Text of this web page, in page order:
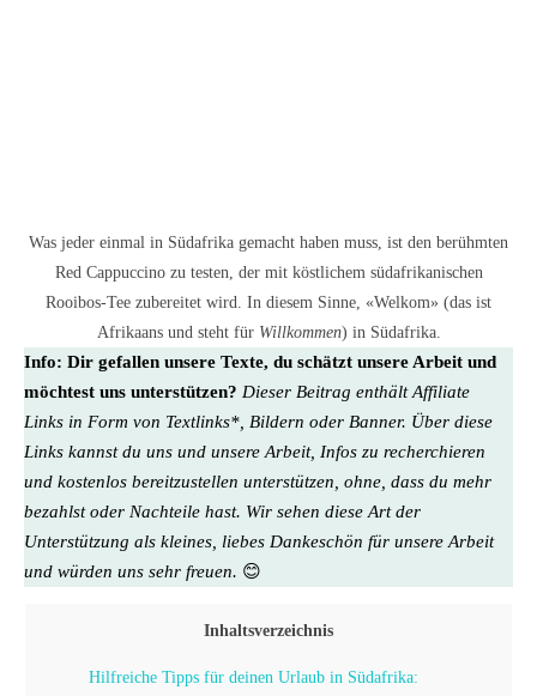
Was jeder einmal in Südafrika gemacht haben muss, ist den berühmten
Red Cappuccino zu testen, der mit köstlichem südafrikanischen
Rooibos-Tee zubereitet wird. In diesem Sinne, «Welkom» (das ist
Afrikaans und steht für Willkommen) in Südafrika.
Info: Dir gefallen unsere Texte, du schätzt unsere Arbeit und
möchtest uns unterstützen? Dieser Beitrag enthält Affiliate
Links in Form von Textlinks*, Bildern oder Banner. Über diese
Links kannst du uns und unsere Arbeit, Infos zu recherchieren
und kostenlos bereitzustellen unterstützen, ohne, dass du mehr
bezahlst oder Nachteile hast. Wir sehen diese Art der
Unterstützung als kleines, liebes Dankeschön für unsere Arbeit
und würden uns sehr freuen. 😊
Inhaltsverzeichnis
Hilfreiche Tipps für deinen Urlaub in Südafrika: